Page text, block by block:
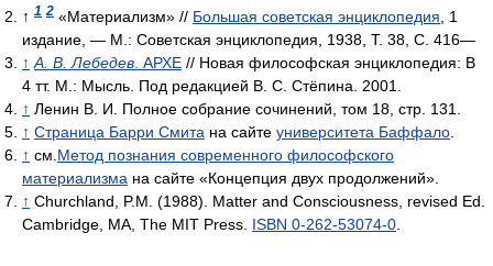
↑ 1 2 «Материализм» // Большая советская энциклопедия , 1
издание, — М.: Советская энциклопедия, 1938, Т. 38, С. 416—
↑ А. В. Лебедев . АРХЕ // Новая философская энциклопедия: В
4 тт. М.: Мысль. Под редакцией В. С. Стёпина. 2001.
↑ Ленин В. И. Полное собрание сочинений, том 18, стр. 131.
↑ Страница Барри Смита на сайте университета Баффало
↑ см. Метод познания современного философского
материализма на сайте «Концепция двух продолжений».
↑ Churchland, P.M. (1988). Matter and Consciousness, revised Ed.
Cambridge, MA, The MIT Press. ISBN 0-262-53074-0